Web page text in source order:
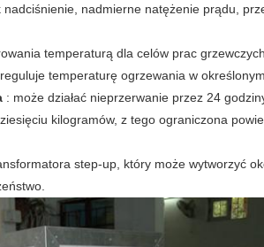
nadciśnienie, nadmierne natężenie prądu,
temperaturą dla celów prac
temperaturę ogrzewania w
: może działać nieprzerwanie przez 24
kilogramów, z tego ograniczona
step-up, który może wytworzyć